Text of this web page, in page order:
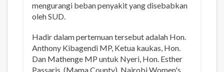
mengurangi beban penyakit yang disebabkan
oleh SUD.
Hadir dalam pertemuan tersebut adalah Hon.
Anthony Kibagendi MP, Ketua kaukas, Hon.
Dan Mathenge MP untuk Nyeri, Hon. Esther
Passaris (Mama County), Nairobi Women's